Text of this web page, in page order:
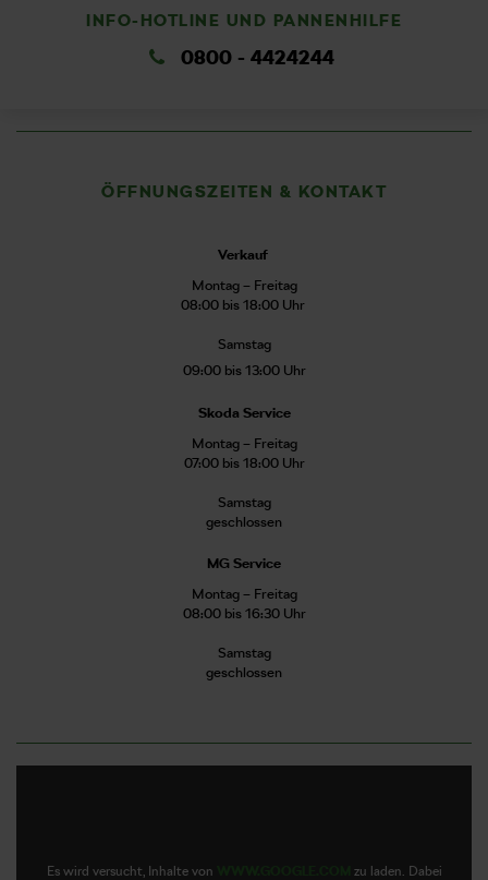
INFO-HOTLINE UND PANNENHILFE
0800 - 4424244
ÖFFNUNGSZEITEN & KONTAKT
Verkauf
Montag – Freitag
08:00 bis 18:00 Uhr
Samstag
09:00 bis 13:00 Uhr
Skoda Service
Montag – Freitag
07:00 bis 18:00 Uhr
Samstag
geschlossen
MG Service
Montag – Freitag
08:00 bis 16:30 Uhr
Samstag
geschlossen
Es wird versucht, Inhalte von
zu laden. Dabei